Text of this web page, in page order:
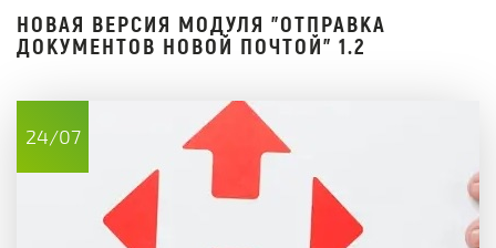
НОВАЯ ВЕРСИЯ МОДУЛЯ "ОТПРАВКА
ДОКУМЕНТОВ НОВОЙ ПОЧТОЙ" 1.2
24/07